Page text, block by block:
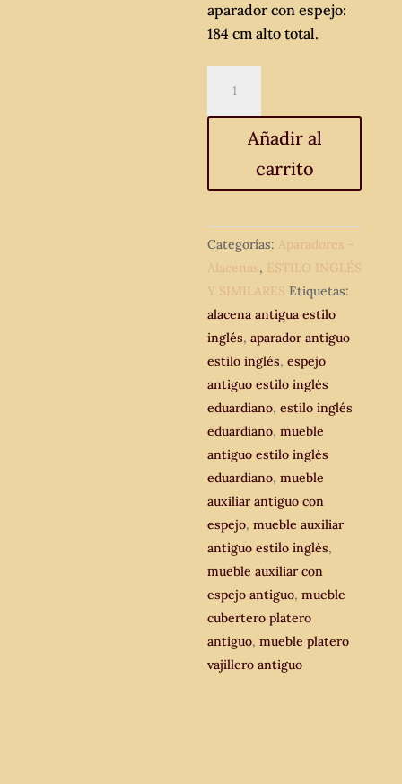
aparador con espejo:
184 cm alto total.
antiguo
estilo
eduardiano.
Mueble
antiguo
con
espejo
antiguo.
cantidad
Añadir al
carrito
Categorías: Aparadores -
Alacenas, ESTILO INGLÉS
Y SIMILARES Etiquetas:
alacena antigua estilo
inglés,aparador antiguo
estilo inglés,espejo
antiguo estilo inglés
eduardiano,estilo inglés
eduardiano,mueble
antiguo estilo inglés
eduardiano,mueble
auxiliar antiguo con
espejo,mueble auxiliar
antiguo estilo inglés,
mueble auxiliar con
espejo antiguo,mueble
cubertero platero
antiguo,mueble platero
vajillero antiguo